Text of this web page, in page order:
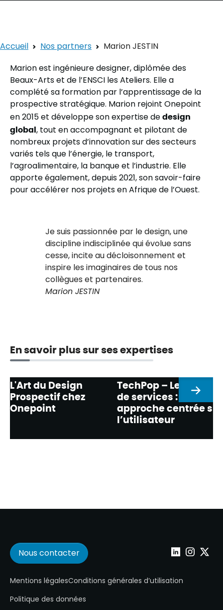
Accueil Nos partners
Marion JESTIN
Marion est ingénieure designer, diplômée des
Beaux-Arts et de l’ENSCI les Ateliers. Elle a
complété sa formation par l’apprentissage de la
prospective stratégique. Marion rejoint Onepoint
en 2015 et développe son expertise de design
global, tout en accompagnant et pilotant de
nombreux projets d’innovation sur des secteurs
variés tels que l’énergie, le transport,
l’agroalimentaire, la banque et l’industrie. Elle
apporte également, depuis 2021, son savoir-faire
pour accélérer nos projets en Afrique de l’Ouest.
Je suis passionnée par le design, une
discipline indisciplinée qui évolue sans
cesse, incite au décloisonnement et
inspire les imaginaires de tous nos
collègues et partenaires.
Marion JESTIN
En savoir plus sur ses expertises
L'Art du Design
Prospectif chez
Onepoint
TechPop – Le design
de services : une
approche centrée sur
l’utilisateur
Nous contacter Wepoint sur
Wepoint
Mentions légalesConditions générales d’utilisation
Politique des données